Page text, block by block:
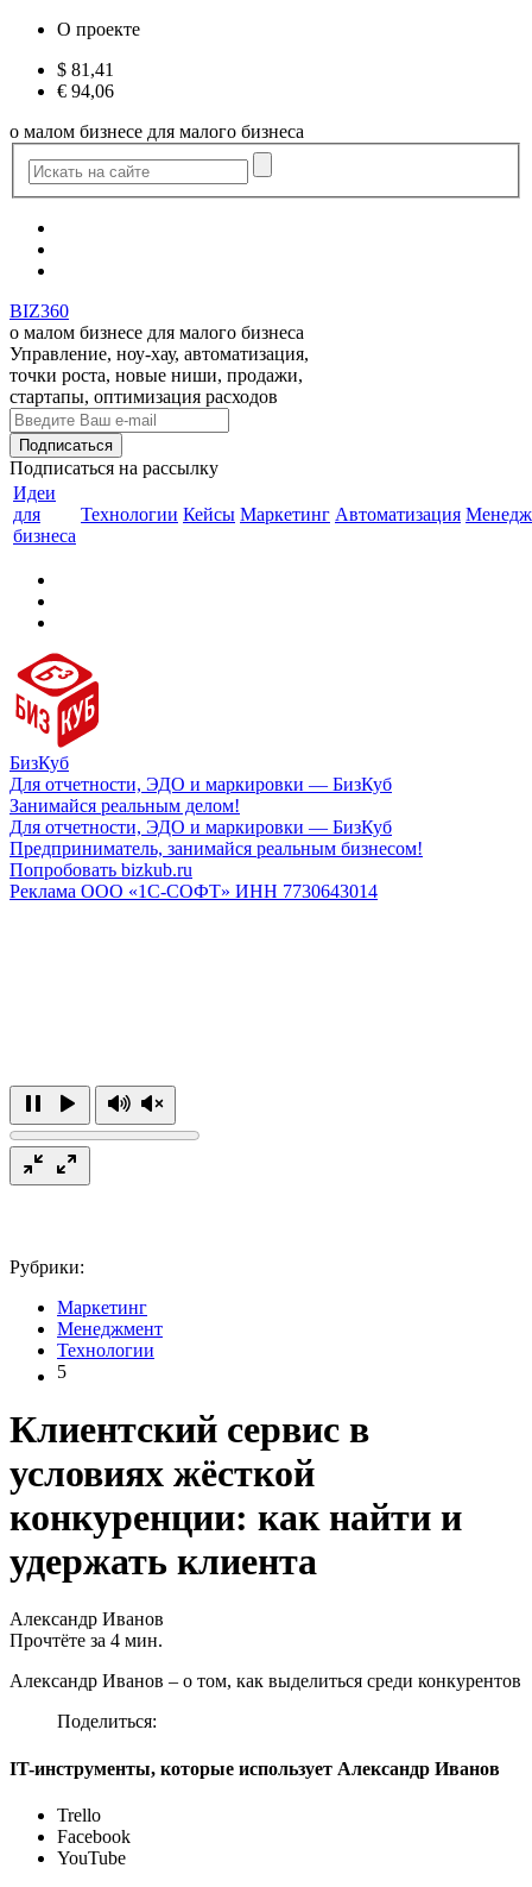
О проекте
$ 81,41
€ 94,06
о малом бизнесе для малого бизнеса
BIZ360
о малом бизнесе для малого бизнеса
Управление, ноу-хау, автоматизация,
точки роста, новые ниши, продажи,
стартапы, оптимизация расходов
Подписаться на рассылку
Идеи
для
бизнеса
Технологии Кейсы Маркетинг Автоматизация
БизКуб
Для отчетности, ЭДО и маркировки — БизКуб
Занимайся реальным делом!
Для отчетности, ЭДО и маркировки — БизКуб
Предприниматель, занимайся реальным бизнесом!
Попробовать bizkub.ru
Реклама ООО «1С-СОФТ» ИНН 7730643014
Рубрики:
Маркетинг
Менеджмент
Технологии
5
Клиентский сервис в
условиях жёсткой
конкуренции: как найти и
удержать клиента
Александр Иванов
Прочтёте за 4 мин.
Александр Иванов – о том, как выделиться среди конкурентов
Поделиться:
IT-инструменты, которые использует Александр Иванов
Trello
Facebook
YouTube